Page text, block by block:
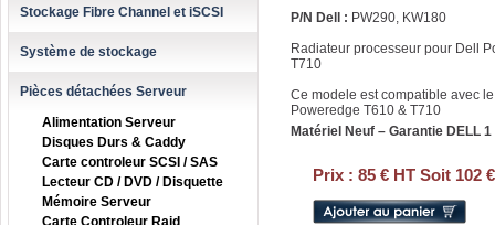
Stockage Fibre Channel et iSCSI
Système de stockage
Pièces détachées Serveur
Alimentation Serveur
Disques Durs & Caddy
Carte controleur SCSI / SAS
Lecteur CD / DVD / Disquette
Mémoire Serveur
Carte Controleur Raid
P/N Dell : PW290, KW180
Radiateur processeur pour Dell
T710
Ce modele est compatible avec
Poweredge T610 & T710
Matériel Neuf – Garantie DELL 1
Prix : 85 € HT Soit 102